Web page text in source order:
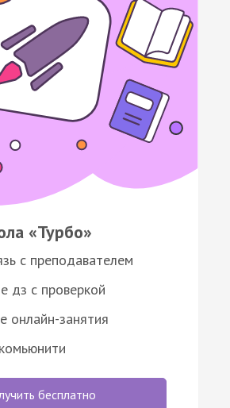
«Турбо»
с преподавателем
дз с проверкой
онлайн-занятия
бесплатно